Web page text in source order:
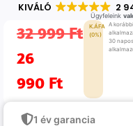
KIVÁLÓ 2
Ügyfeleink
32 999Ft
26
990 Ft
K.ÁFA
(0%)
A
30
1 év garancia